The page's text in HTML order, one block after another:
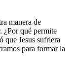
manera de
¿Por qué permite
Jesus sufriera
para formar la